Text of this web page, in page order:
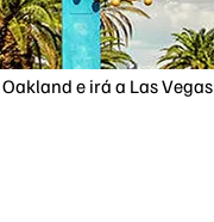
e irá a Las Vegas